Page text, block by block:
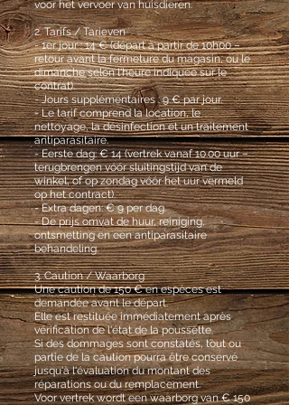
voor het vervoer van huisdieren.
2. Tarifs / Tarieven
- 1er jour : 14 € (départ à partir de 10h00 –
retour avant la fermeture du magasin, ou le
dimanche selon l'heure indiquée sur le
contrat).
- Jours supplémentaires : 9 € par jour.
- Le tarif comprend la location, le
nettoyage, la désinfection et un traitement
antiparasitaire.
- Eerste dag: € 14 (vertrek vanaf 10.00 uur –
terugbrengen vóór sluitingstijd van de
winkel, of op zondag vóór het uur vermeld
op het contract).
- Extra dagen: € 9 per dag.
- De prijs omvat de huur, reiniging,
ontsmetting en een antiparasitaire
behandeling.
3. Caution / Waarborg
Une caution de 150 € en espèces est
demandée avant le départ.
Elle est restituée immédiatement après
vérification de l'état de la poussette.
Si des dommages sont constatés, tout ou
partie de la caution pourra être conservé
jusqu'à l'évaluation du montant des
réparations ou du remplacement.
Voor vertrek wordt een waarborg van € 150